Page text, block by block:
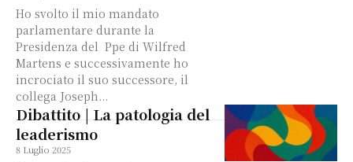
Ho svolto il mio mandato
parlamentare durante la
Presidenza del Ppe di Wilfred
Martens e successivamente ho
incrociato il suo successore, il
collega Joseph...
Dibattito | La patologia del
leaderismo
8 Luglio 2025